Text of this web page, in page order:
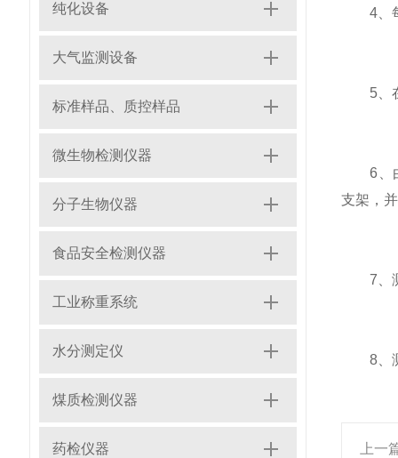
纯化设备
大气监测设备
标准样品、质控样品
微生物检测仪器
分子生物仪器
食品安全检测仪器
工业称重系统
水分测定仪
煤质检测仪器
药检仪器
4、每
5、在
6、由
支架，
7、测
8、测
上一